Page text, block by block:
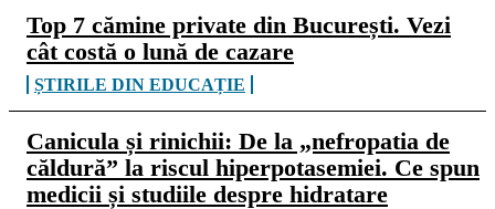
Top 7 cămine private din București. Vezi
cât costă o lună de cazare
ȘTIRILE DIN EDUCAȚIE
Canicula și rinichii: De la „nefropatia de
căldură” la riscul hiperpotasemiei. Ce spun
medicii și studiile despre hidratare